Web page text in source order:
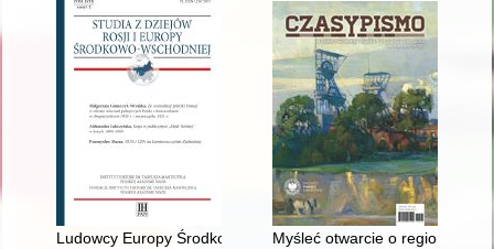
Ludowcy Europy Środkowo-Wschodniej wobec sowietyzacji
Myśleć otwarcie o regionie